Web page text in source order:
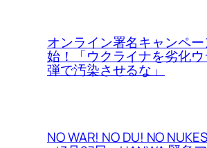
オンライン署名キャンペ
始！「ウクライナを劣化
弾で汚染させるな」
NO WAR! NO DU! NO